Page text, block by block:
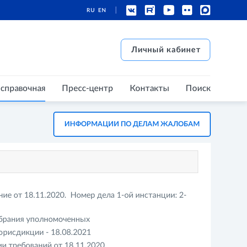
RU EN
Личный кабинет
Пресс-центр Контакты Поиск
ИНФОРМАЦИИ ПО ДЕЛАМ ЖАЛОБАМ
от 18.11.2020. Номер дела 1-ой инстанции: 2-
уполномоченных
- 18.08.2021